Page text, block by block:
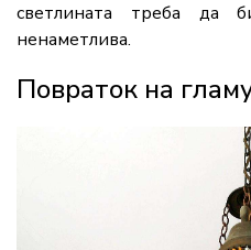
светлината треба да
ненаметлива.
Повраток на